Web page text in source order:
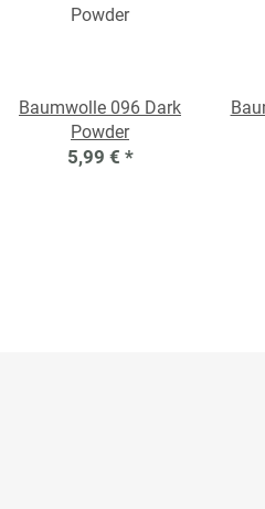
Baumwolle 096 Dark
Powder
5,99 € *